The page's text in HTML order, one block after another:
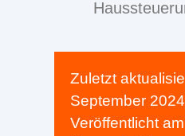
Zuletzt
September 2024
Veröffentlicht am